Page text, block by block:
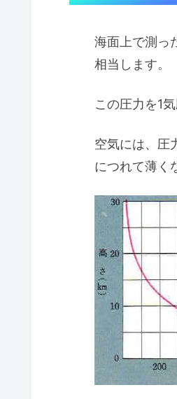
海面上で測っ
相当します。
この圧力を1
空気には、圧
につれて薄く